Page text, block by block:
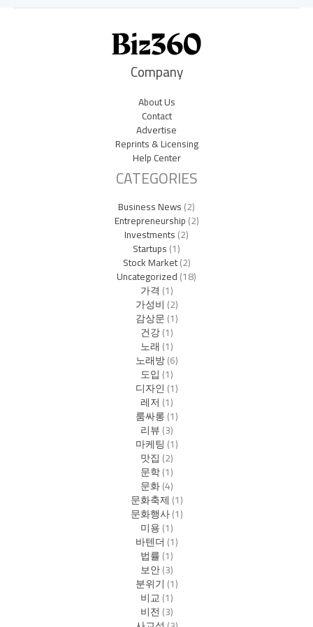
Company
About Us
Contact
Advertise
Reprints & Licensing
Help Center
CATEGORIES
Business News(2)
Entrepreneurship(2)
Investments(2)
Startups(1)
Stock Market(2)
Uncategorized(18)
가격 (1)
가성비 (2)
감상문(1)
건강(1)
노래 (1)
노래방(6)
도입 (1)
디자인(1)
레저 (1)
룸싸롱(1)
리뷰(3)
마케팅 (1)
맛집 (2)
문학(1)
문화(4)
문화축제 (1)
문화행사(1)
미용(1)
바텐더 (1)
법률(1)
보안(3)
분위기 (1)
비교(1)
비전(3)